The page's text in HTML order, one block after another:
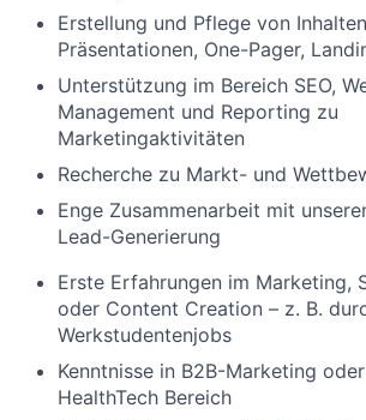
Erstellung und Pflege von
Präsentationen, One-Pager,
Unterstützung im Bereich SEO,
Management und Reporting zu
Marketingaktivitäten
Recherche zu Markt- und
Enge Zusammenarbeit mit
Lead-Generierung
Erste Erfahrungen im Marketing,
oder Content Creation – z. B.
Werkstudentenjobs
Kenntnisse in B2B-Marketing
HealthTech Bereich